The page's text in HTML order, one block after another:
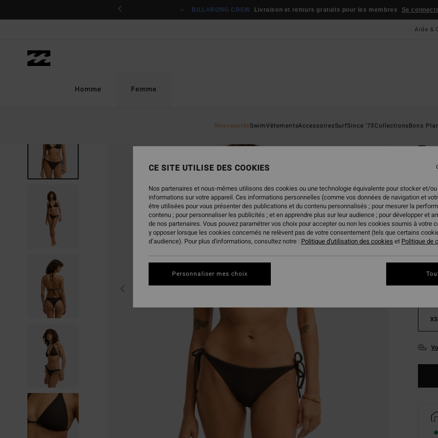
BILLABONG CREW Livraison et retours gratuits pour les membres Se
Aide &
Homme Femme
NouveautésSwimVêtementsAccessoiresSurfSince '73CollectionsBons
ECO-
XS
CE SITE UTILISE DES COOKIES
Nos partenaires et nous-mêmes utilisons des cookies ou une technologie équivalente pour stocker et/
informations sur votre appareil. Ces informations personnelles (comme vos données de navigation et
être utilisées pour vous présenter des publications et du contenu personnalisés ; pour mesurer la
contenu ; pour personnaliser les publicités ; et en apprendre plus sur leur audience ; pour développer et
de nos partenaires. Vous pouvez paramétrer vos choix pour accepter ou non les cookies soumis à votre
y opposer lorsque les cookies concernés ne relèvent pas de votre consentement (tels que certains
d’audience). Pour plus d'informations, consultez notre : Politique d'utilisation des cookies et Politique de
Personnaliser mes choix